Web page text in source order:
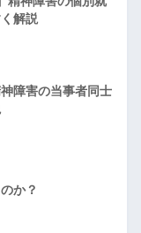
解説
障害の当事者同士
か？